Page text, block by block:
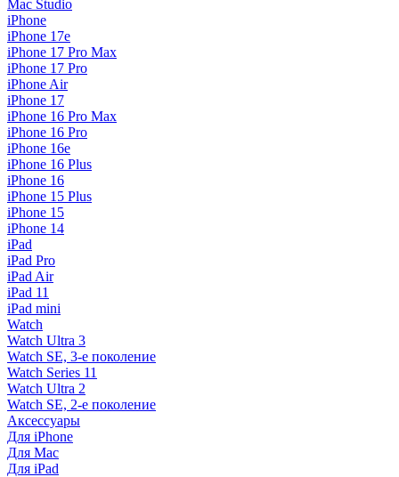
Mac Studio
iPhone
iPhone 17e
iPhone 17 Pro Max
iPhone 17 Pro
iPhone Air
iPhone 17
iPhone 16 Pro Max
iPhone 16 Pro
iPhone 16e
iPhone 16 Plus
iPhone 16
iPhone 15 Plus
iPhone 15
iPhone 14
iPad
iPad Pro
iPad Air
iPad 11
iPad mini
Watch
Watch Ultra 3
Watch SE, 3-е поколение
Watch Series 11
Watch Ultra 2
Watch SE, 2-е поколение
Аксессуары
Для iPhone
Для Mac
Для iPad